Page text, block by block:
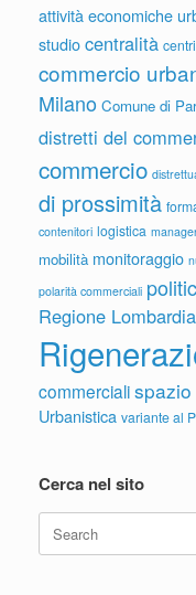
attività economiche
studiocentralità
commercio
Milano Comune di
distretti del
commercio
di prossimità
contenitori logistica
mobilità monitoraggio
polarità commerciali
Regione Lombardia
commerciali
Urbanistica variante al
Cerca nel sito
Search
for: